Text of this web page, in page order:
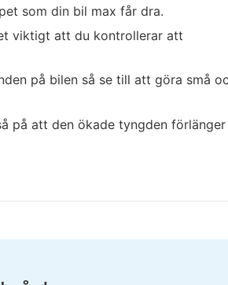
som din bil max får dra.
viktigt att du kontrollerar att
på bilen så se till att göra små
på att den ökade tyngden förlänger